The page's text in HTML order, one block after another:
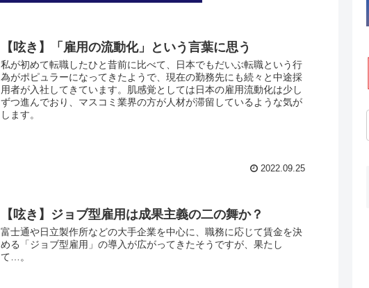
【呟き】「雇用の流動化」という言葉に思う
私が初めて転職したひと昔前に比べて、日本でもだいぶ転職という行
為がポピュラーになってきたようで、現在の勤務先にも続々と中途採
用者が入社してきています。肌感覚としては日本の雇用流動化は少し
ずつ進んでおり、マスコミ業界の方が人材が滞留しているような気が
します。
2022.09.25
【呟き】ジョブ型雇用は成果主義の二の舞か？
富士通や日立製作所などの大手企業を中心に、職務に応じて賃金を決
める「ジョブ型雇用」の導入が広がってきたそうですが、果たし
て…。